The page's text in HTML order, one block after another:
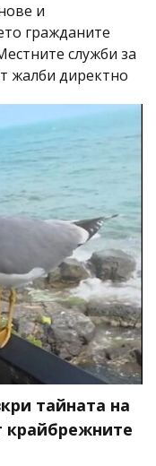
и
гражданите
служби за
жалби директно
тайната на
крайбрежните